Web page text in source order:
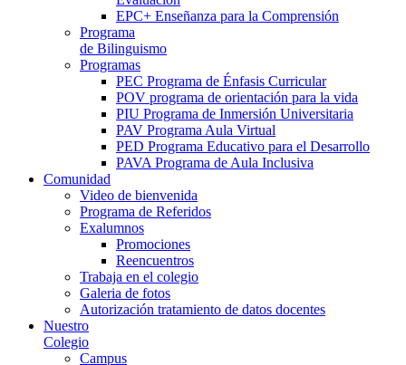
EPC+ Enseñanza para la Comprensión
Programa
de Bilinguismo
Programas
PEC Programa de Énfasis Curricular
POV programa de orientación para la vida
PIU Programa de Inmersión Universitaria
PAV Programa Aula Virtual
PED Programa Educativo para el Desarrollo
PAVA Programa de Aula Inclusiva
Comunidad
Video de bienvenida
Programa de Referidos
Exalumnos
Promociones
Reencuentros
Trabaja en el colegio
Galeria de fotos
Autorización tratamiento de datos docentes
Nuestro
Colegio
Campus